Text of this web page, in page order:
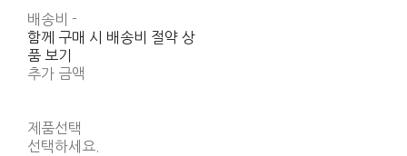
배송비 -
함께 구매 시 배송비 절약 상
품 보기
추가 금액
제품선택
선택하세요.